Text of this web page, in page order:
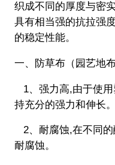
织成不同的厚度与密
具有相当强的抗拉强
的稳定性能。
一、防草布（园艺地
1、强力高,由于使
持充分的强力和伸长。
2、耐腐蚀,在不同
耐腐蚀。